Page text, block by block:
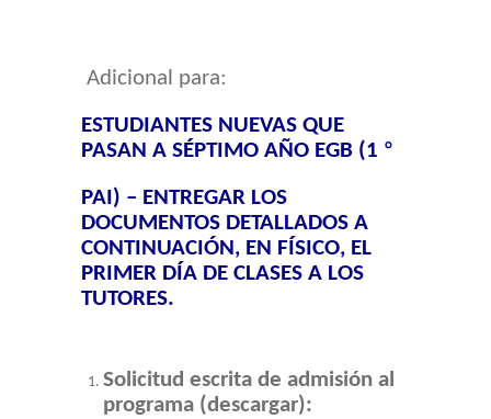
Adicional para:
ESTUDIANTES NUEVAS QUE
PASAN A SÉPTIMO AÑO EGB (1 º
PAI) – ENTREGAR LOS
DOCUMENTOS DETALLADOS A
CONTINUACIÓN, EN FÍSICO, EL
PRIMER DÍA DE CLASES A LOS
TUTORES.
Solicitud escrita de admisión al
programa (descargar):